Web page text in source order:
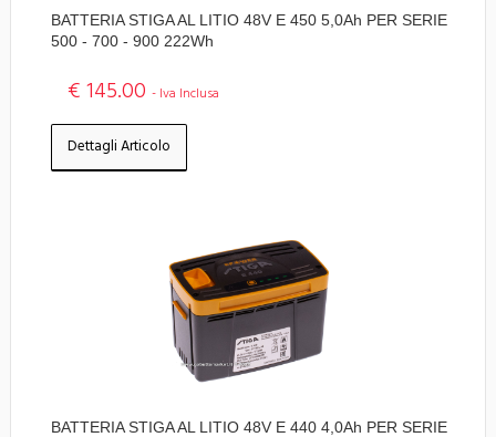
BATTERIA STIGA AL LITIO 48V E 450 5,0Ah PER SERIE
500 - 700 - 900 222Wh
€ 145.00 - Iva Inclusa
Dettagli Articolo
BATTERIA STIGA AL LITIO 48V E 440 4,0Ah PER SERIE